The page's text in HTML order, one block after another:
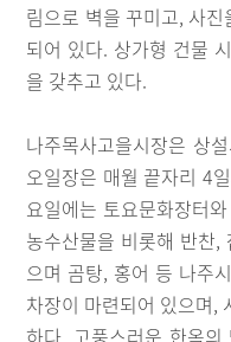
림으로 벽을 꾸미고, 사
되어 있다. 상가형 건물
을 갖추고 있다.
나주목사고을시장은 상
오일장은 매월 끝자리 4
요일에는 토요문화장터
농수산물을 비롯해 반찬,
으며 곰탕, 홍어 등 나주
차장이 마련되어 있으며,
하다. 고풍스러운 한옥